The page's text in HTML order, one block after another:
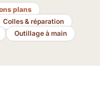
plans
Colles & réparation
Outillage à main